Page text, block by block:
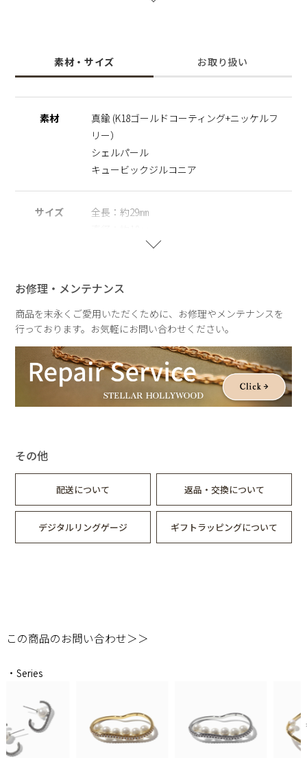
デイリーシーンはもちろん、カジュアルからキレイめなスタイ
リングまで活躍するマストアイテム。ピアスホールの開いてい
ない方やシンプルなピアスとのレイヤードを楽しみたい方へオ
シェルパールは汗や水にも強く、長くご愛用いただけ、ニッケ
ルフリーを使用し肌にやさしく金属アレルギーの方でも安心。
ギーを防ぐために、ニッケルをほぼ含まずに作られた素材を指
します。
す。
※右耳でのご着用を想定したデザインです
素材・サイズ お取り扱い
素材
真鍮 (K18ゴールドコーティング+ニッケルフ
リー）
シェルパール
キュービックジルコニア
サイズ
全長：約29㎜
スリット：約3㎜
お修理・メンテナンス
商品を末永くご愛用いただくために、お修理やメンテナンスを
行っております。お気軽にお問い合わせください。
その他
配送について 返品・交換について
デジタルリングゲージ ギフトラッピングについて
この商品のお問い合わせ＞＞
・Series